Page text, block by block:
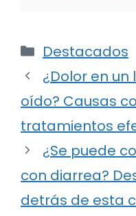
Categorías
Destacados
¿Dolor en
oído? Causas
tratamientos
¿Se puede
con diarrea?
detrás de esta